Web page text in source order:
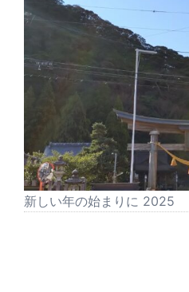
新しい年の始まりに 2025